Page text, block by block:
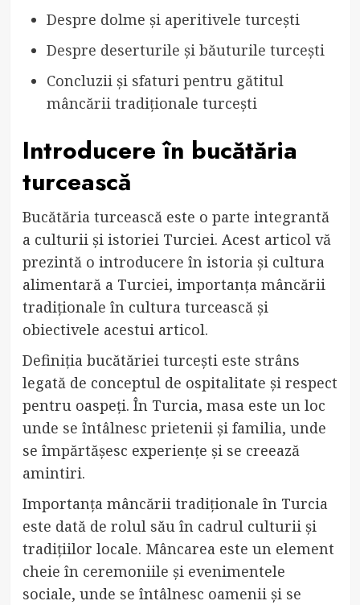
Despre dolme și aperitivele turcești
Despre deserturile și băuturile turcești
Concluzii și sfaturi pentru gătitul
mâncării tradiționale turcești
Introducere în bucătăria
turcească
Bucătăria turcească este o parte integrantă
a culturii și istoriei Turciei. Acest articol vă
prezintă o introducere în istoria și cultura
alimentară a Turciei, importanța mâncării
tradiționale în cultura turcească și
obiectivele acestui articol.
Definiția bucătăriei turcești este strâns
legată de conceptul de ospitalitate și respect
pentru oaspeți. În Turcia, masa este un loc
unde se întâlnesc prietenii și familia, unde
se împărtășesc experiențe și se creează
amintiri.
Importanța mâncării tradiționale în Turcia
este dată de rolul său în cadrul culturii și
tradițiilor locale. Mâncarea este un element
cheie în ceremoniile și evenimentele
sociale, unde se întâlnesc oamenii și se